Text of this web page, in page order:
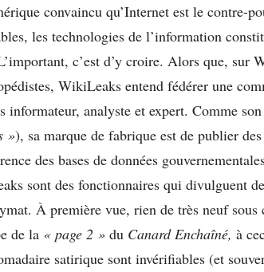
convaincu qu’Internet est le contre-
les technologies de l’information
c’est d’y croire. Alors que, sur
WikiLeaks entend fédérer une
informateur, analyste et expert. Comme
»), sa marque de fabrique est de publier
des bases de données
sont des fonctionnaires qui divulguent
À première vue, rien de très neuf
de la « page 2 » du Canard Enchaîné, à
satirique sont invérifiables (et